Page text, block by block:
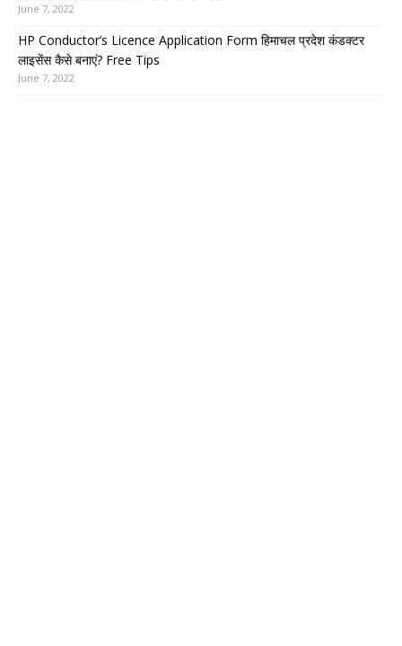
June 7, 2022
HP Conductor’s Licence Application Form हिमाचल प्रदेश कंडक्टर
लाइसेंस कैसे बनाएं? Free Tips
June 7, 2022